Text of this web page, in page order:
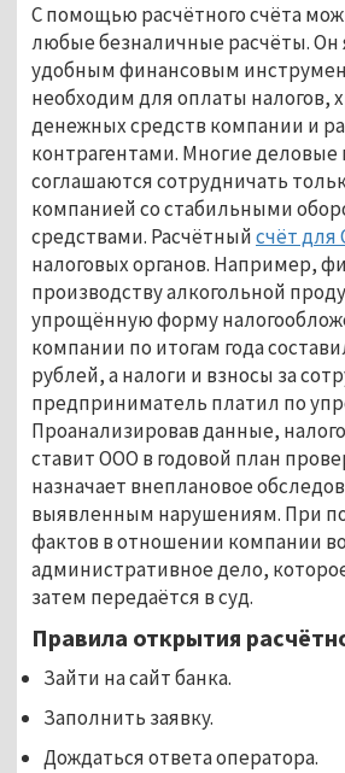
С помощью расчётного счёта
любые безналичные расчёты. Он
удобным финансовым
необходим для оплаты налогов,
денежных средств компании и
контрагентами. Многие
соглашаются сотрудничать
компанией со стабильными
средствами. Расчётныйсчёт для
налоговых органов. Например,
производству алкогольной
упрощённую форму
компании по итогам года
рублей, а налоги и взносы за
предприниматель платил по
Проанализировав данные,
ставит ООО в годовой план
назначает внеплановое
выявленным нарушениям. При
фактов в отношении компании
административное дело,
затем передаётся в суд.
Правила открытия
Зайти на сайт банка.
Заполнить заявку.
Дождаться ответа оператора.